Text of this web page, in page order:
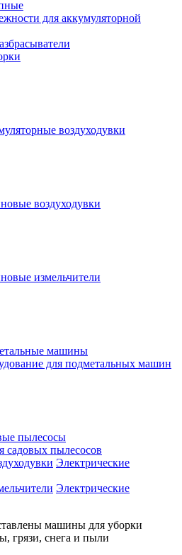
для аккумуляторной
воздуходувки
воздуходувки
измельчители
машины
для подметальных машин
пылесосы
садовых пылесосов
Электрические
Электрические
машины для уборки
грязи, снега и пыли